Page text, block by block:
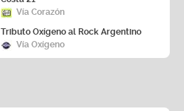
Tributo Oxígeno al Rock Argentino
Vía Oxígeno